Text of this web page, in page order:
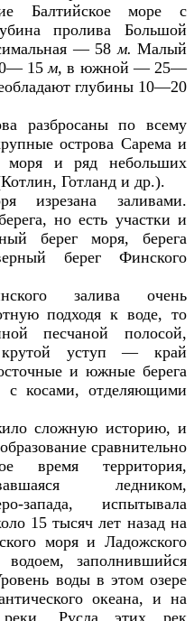
Балтийское море с
пролива Большой
— 58 м.Малый
15 м,в южной — 25—
глубины 10—20
разбросаны по всему
острова Сарема и
моря и ряд небольших
Готланд и др.).
изрезана заливами.
но есть участки и
берег моря, берега
берег Финского
залива очень
подходя к воде, то
песчаной полосой,
уступ — край
и южные берега
с косами, отделяющими
сложную историю, и
сравнительно
время территория,
ледником,
запада, испытывала
15 тысяч лет назад на
моря и Ладожского
водоем, заполнившийся
воды в этом озере
океана, и на
Русла этих рек